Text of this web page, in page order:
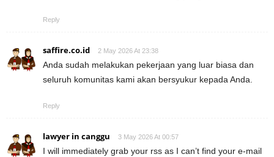
Reply
saffire.co.id 2 May 2026 At 23:38
Anda sudah melakukan pekerjaan yang luar biasa dan
seluruh komunitas kami akan bersyukur kepada Anda.
Reply
lawyer in canggu 3 May 2026 At 00:57
I will immediately grab your rss as I can’t find your e-mail